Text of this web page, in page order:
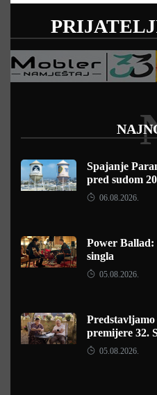
Spajanje
pred sudom
06.08.2026.
Power Ballad:
singla
05.08.2026.
premijere 32.
05.08.2026.